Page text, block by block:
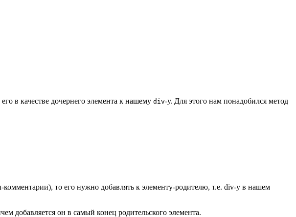
в качестве дочернего элемента к нашему div-у. Для этого нам понадобился метод
то его нужно добавлять к элементу-родителю, т.е. div-у в нашем
добавляется он в самый конец родительского элемента.